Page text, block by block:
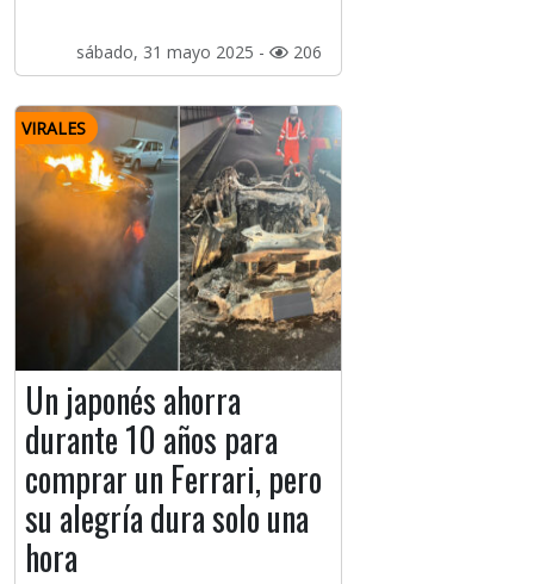
sábado, 31 mayo 2025 - 206
VIRALES
Un japonés ahorra
durante 10 años para
comprar un Ferrari, pero
su alegría dura solo una
hora